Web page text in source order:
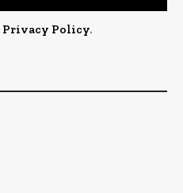
Privacy Policy.